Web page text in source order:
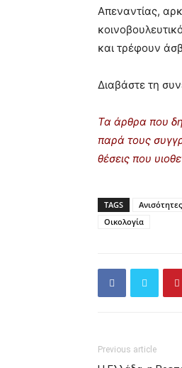
Απεναντίας,
και τρέφουν
Διαβάστε τη
Τα άρθρα που
παρά τους
θέσεις που
TAGS Ανισότητες
Οικολογία
Previous article